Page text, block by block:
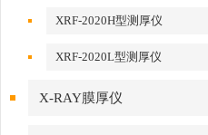
XRF-2020H型测厚仪
XRF-2020L型测厚仪
X-RAY膜厚仪